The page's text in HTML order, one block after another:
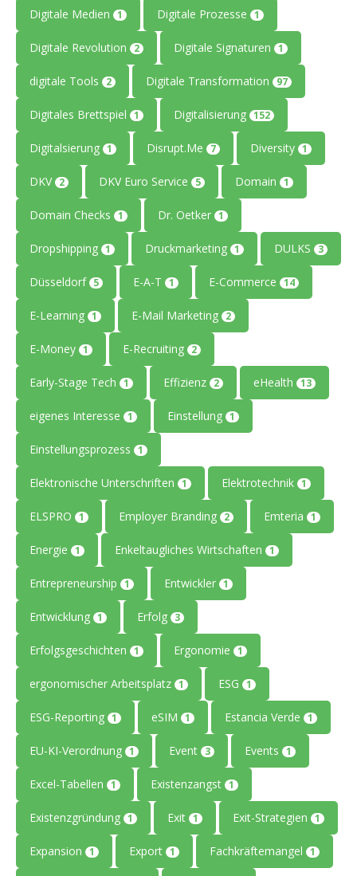
Digitale Medien 1 Digitale Prozesse 1
Digitale Revolution 2 Digitale Signaturen 1
digitale Tools 2 Digitale Transformation 97
Digitales Brettspiel 1 Digitalisierung 152
Digitalsierung 1 Disrupt.Me 7 Diversity 1
DKV 2 DKV Euro Service 5 Domain 1
Domain Checks 1 Dr. Oetker 1
Dropshipping 1 Druckmarketing 1 DULKS 3
Düsseldorf 5 E-A-T 1 E-Commerce 14
E-Learning 1 E-Mail Marketing 2
E-Money 1 E-Recruiting 2
Early-Stage Tech 1 Effizienz 2 eHealth 13
eigenes Interesse 1 Einstellung 1
Einstellungsprozess 1
Elektronische Unterschriften 1 Elektrotechnik 1
ELSPRO 1 Employer Branding 2 Emteria 1
Energie 1 Enkeltaugliches Wirtschaften 1
Entrepreneurship 1 Entwickler 1
Entwicklung 1 Erfolg 3
Erfolgsgeschichten 1 Ergonomie 1
ergonomischer Arbeitsplatz 1 ESG 1
ESG-Reporting 1 eSIM 1 Estancia Verde 1
EU-KI-Verordnung 1 Event 3 Events 1
Excel-Tabellen 1 Existenzangst 1
Existenzgründung 1 Exit 1 Exit-Strategien 1
Expansion 1 Export 1 Fachkräftemangel 1